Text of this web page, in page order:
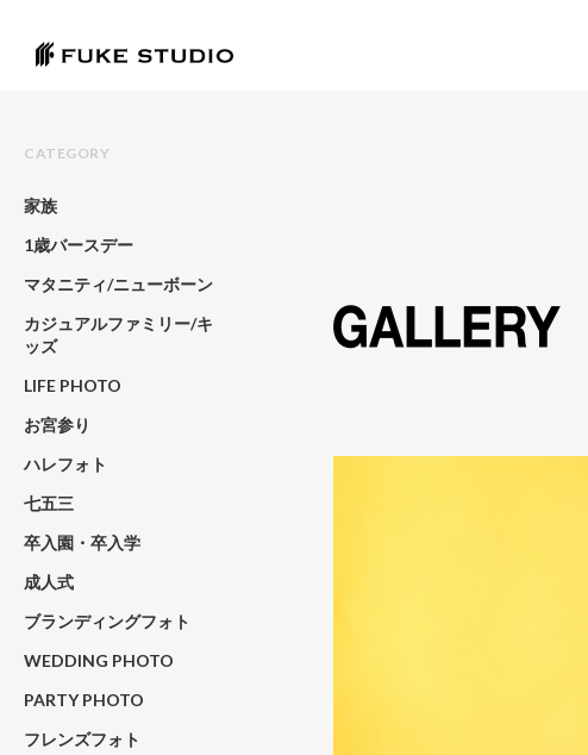
CATEGORY
家族
1歳バースデー
マタニティ/ニューボーン
カジュアルファミリー/キ
ッズ
LIFE PHOTO
お宮参り
ハレフォト
七五三
卒入園・卒入学
成人式
ブランディングフォト
WEDDING PHOTO
PARTY PHOTO
フレンズフォト